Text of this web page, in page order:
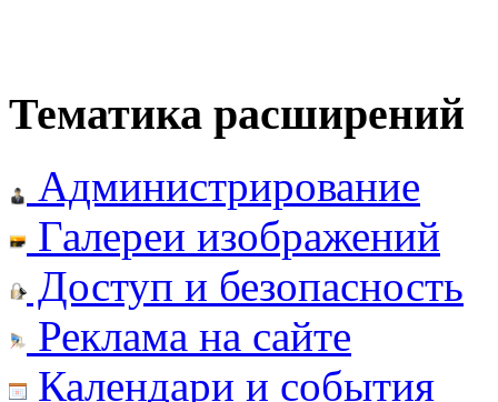
Тематика расширений
Администрирование
Галереи изображений
Доступ и безопасность
Реклама на сайте
Календари и события